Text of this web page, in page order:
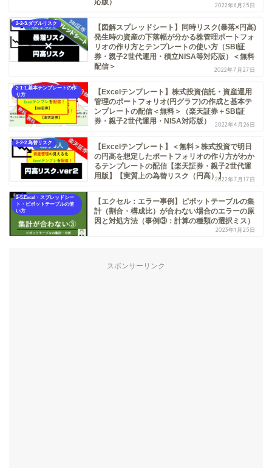
応版）
2022年6月25日
2-2-3.ダブルリスク
【図解スプレッドシート】同時リスク(暴落×円高)
発生時の資産の下落幅が分かる株管理ポートフォ
リオの作り方とテンプレートの使い方（SBI証
券・親子2世代運用・積立NISA等対応版）＜無料
配信＞
2022年7月27日
2-1-1.基本テンプレートの作
り方
【Excelテンプレート】株式投資信託・資産運用
管理のポートフォリオ(円グラフ)の作成と基本テ
ンプレートの配信＜無料＞（楽天証券＋SBI証
券・親子2世代運用・NISA対応版）
2022年4月26日
2-2-2.為替リスク
【Excelテンプレート】＜無料＞株式投資で明日
の円高を想定したポートフォリオの作り方がわか
るテンプレートの配信【楽天証券・親子2世代運
用版】【実質上の為替リスク（円高）】2022年7月17日
2-5.Excel・スプレッドシー
ト・ピボットテーブルの使
い方
【エクセル：エラー事例】ピボットテーブルの集
計（割合・構成比）が合わない場合のエラーの原
因と対処方法（事例③：計算の種類の選択ミス）
2023年1月25日
スポンサーリンク